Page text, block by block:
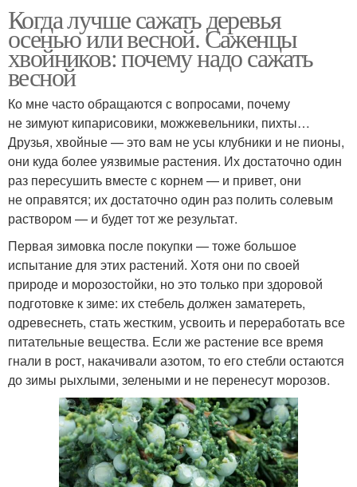
Когда лучше сажать деревья
осенью или весной. Саженцы
хвойников: почему надо сажать
весной
Ко мне часто обращаются с вопросами, почему
не зимуют кипарисовики, можжевельники, пихты…
Друзья, хвойные — это вам не усы клубники и не пионы,
они куда более уязвимые растения. Их достаточно один
раз пересушить вместе с корнем — и привет, они
не оправятся; их достаточно один раз полить солевым
раствором — и будет тот же результат.
Первая зимовка после покупки — тоже большое
испытание для этих растений. Хотя они по своей
природе и морозостойки, но это только при здоровой
подготовке к зиме: их стебель должен заматереть,
одревеснеть, стать жестким, усвоить и переработать все
питательные вещества. Если же растение все время
гнали в рост, накачивали азотом, то его стебли остаются
до зимы рыхлыми, зелеными и не перенесут морозов.